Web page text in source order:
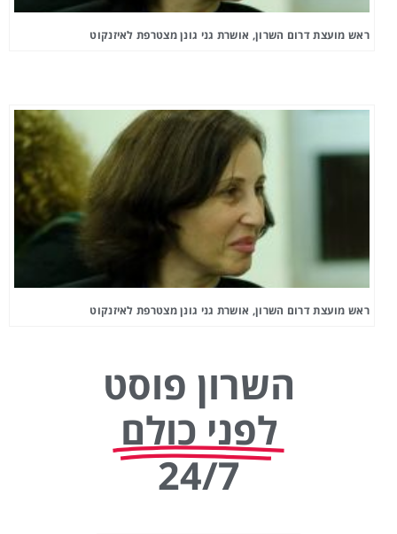
ראש מועצת דרום השרון, אושרת גני גונן מצטרפת לאיזנקוט
ראש מועצת דרום השרון, אושרת גני גונן מצטרפת לאיזנקוט
השרון פוסט
לפני כולם
24/7